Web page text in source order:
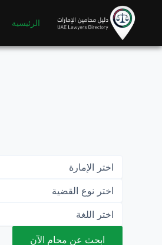
content
الرئيسية
ابحث عن محامٍ الآن